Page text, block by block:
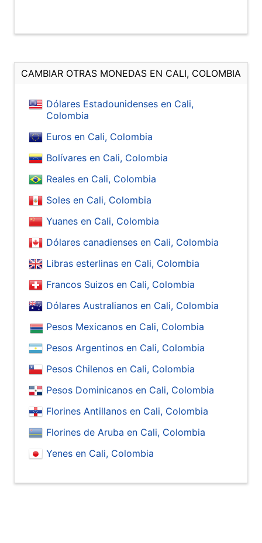
CAMBIAR OTRAS MONEDAS EN CALI, COLOMBIA
Dólares Estadounidenses en Cali,
Colombia
Euros en Cali, Colombia
Bolívares en Cali, Colombia
Reales en Cali, Colombia
Soles en Cali, Colombia
Yuanes en Cali, Colombia
Dólares canadienses en Cali, Colombia
Libras esterlinas en Cali, Colombia
Francos Suizos en Cali, Colombia
Dólares Australianos en Cali, Colombia
Pesos Mexicanos en Cali, Colombia
Pesos Argentinos en Cali, Colombia
Pesos Chilenos en Cali, Colombia
Pesos Dominicanos en Cali, Colombia
Florines Antillanos en Cali, Colombia
Florines de Aruba en Cali, Colombia
Yenes en Cali, Colombia